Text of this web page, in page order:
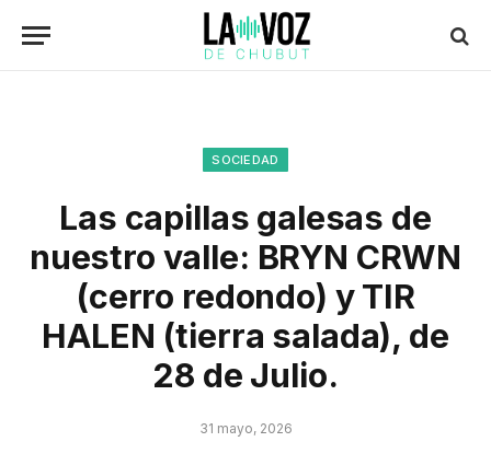
SOCIEDAD
Las capillas galesas de
nuestro valle: BRYN CRWN
(cerro redondo) y TIR
HALEN (tierra salada), de
28 de Julio.
31 mayo, 2026